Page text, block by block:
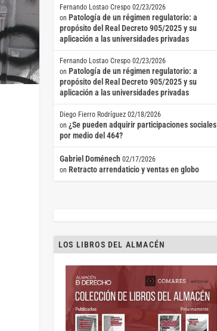
Fernando Lostao Crespo 02/23/2026
on Patología de un régimen regulatorio: a
propósito del Real Decreto 905/2025 y su
aplicación a las universidades privadas
Fernando Lostao Crespo 02/23/2026
on Patología de un régimen regulatorio: a
propósito del Real Decreto 905/2025 y su
aplicación a las universidades privadas
Diego Fierro Rodríguez 02/18/2026
on ¿Se pueden adquirir participaciones sociales
por medio del 464?
Gabriel Doménech 02/17/2026
on Retracto arrendaticio y ventas en globo
LOS LIBROS DEL ALMACÉN